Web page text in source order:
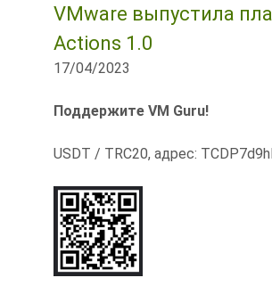
VMware выпустила
Actions 1.0
17/04/2023
Поддержите VM Guru!
USDT / TRC20, адрес: